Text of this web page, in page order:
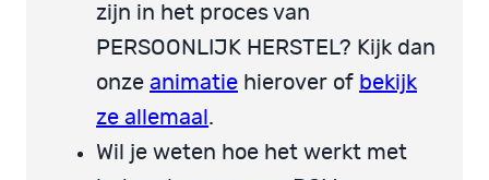
zijn in het proces van
PERSOONLIJK HERSTEL? Kijk dan
onze animatie hierover of bekijk
ze allemaal .
Wil je weten hoe het werkt met